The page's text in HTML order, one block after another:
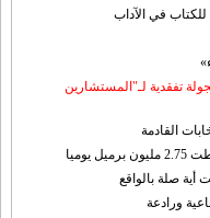
في الآداب
تفقدية لـ"المستشارين
القادمة
صلة بالواقع
ورادعة